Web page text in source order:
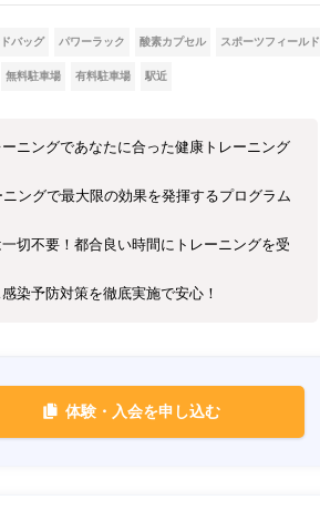
バッグ パワーラック 酸素カプセル スポーツフィールド
無料駐車場 有料駐車場 駅近
ニングであなたに合った健康トレーニング
ングで最大限の効果を発揮するプログラム
切不要！都合良い時間にトレーニングを受
染予防対策を徹底実施で安心！
体験・入会を申し込む